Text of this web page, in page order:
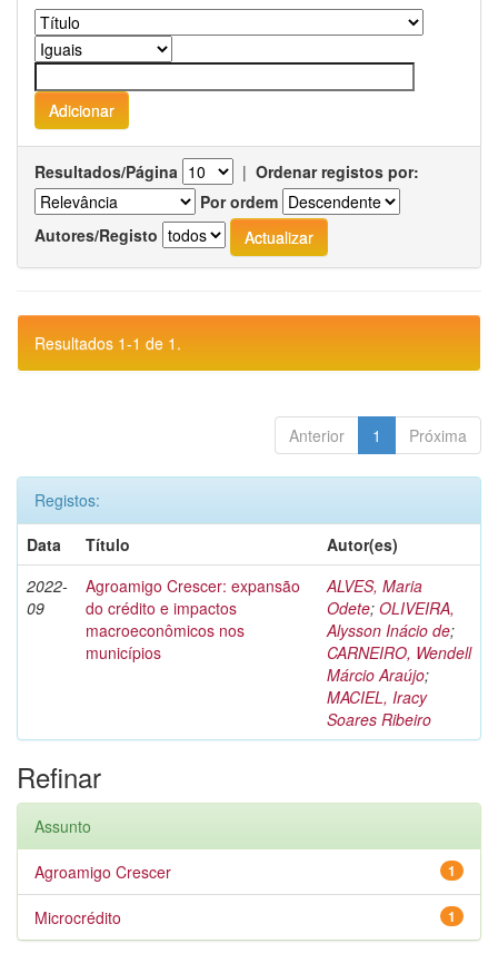
Resultados/Página | Ordenar registos por:
Por ordem
Autores/Registo
Resultados 1-1 de 1.
Anterior 1 Próxima
Registos:
Data
Título
Autor(es)
2022-
09
Agroamigo Crescer: expansão
do crédito e impactos
macroeconômicos nos
municípios
ALVES, Maria
Odete; OLIVEIRA,
Alysson Inácio de;
CARNEIRO, Wendell
Márcio Araújo;
MACIEL, Iracy
Soares Ribeiro
Refinar
Assunto
1
Agroamigo Crescer
1
Microcrédito